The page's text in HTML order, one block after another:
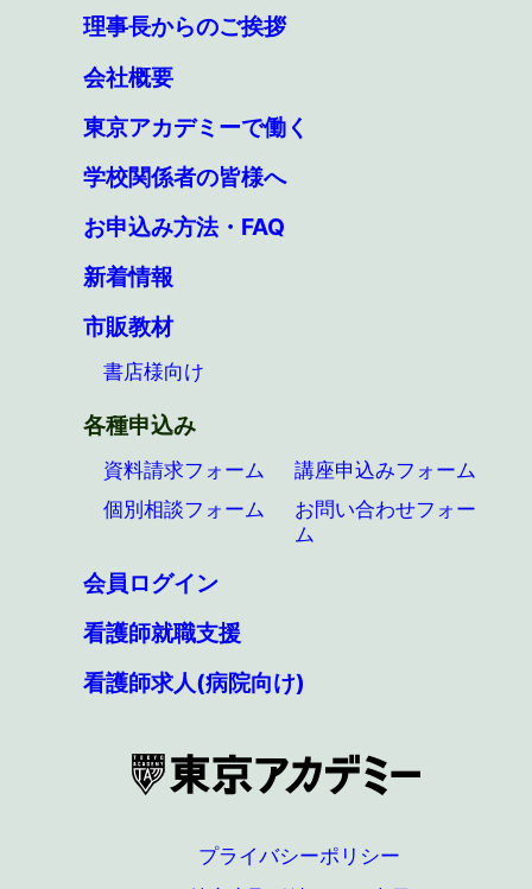
理事長からのご挨拶
会社概要
東京アカデミーで働く
学校関係者の皆様へ
お申込み方法・FAQ
新着情報
市販教材
書店様向け
各種申込み
資料請求フォーム
講座申込みフォーム
個別相談フォーム
お問い合わせフォー
ム
会員ログイン
看護師就職支援
看護師求人(病院向け)
プライバシーポリシー